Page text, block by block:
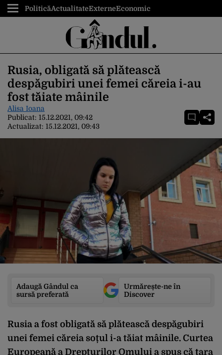
PoliticăActualitateExterneEconomic
Rusia, obligată să plătească
despăgubiri unei femei căreia i-au
fost tăiate mâinile
Alisa Ioana
Publicat: 15.12.2021, 09:42
Actualizat: 15.12.2021, 09:43
Adaugă Gândul ca
sursă preferată
Urmărește-ne în
Discover
Rusia a fost obligată să plătească despăgubiri
unei femei căreia soțul i-a tăiat mâinile. Curtea
Europeană a Drepturilor Omului a spus că țara